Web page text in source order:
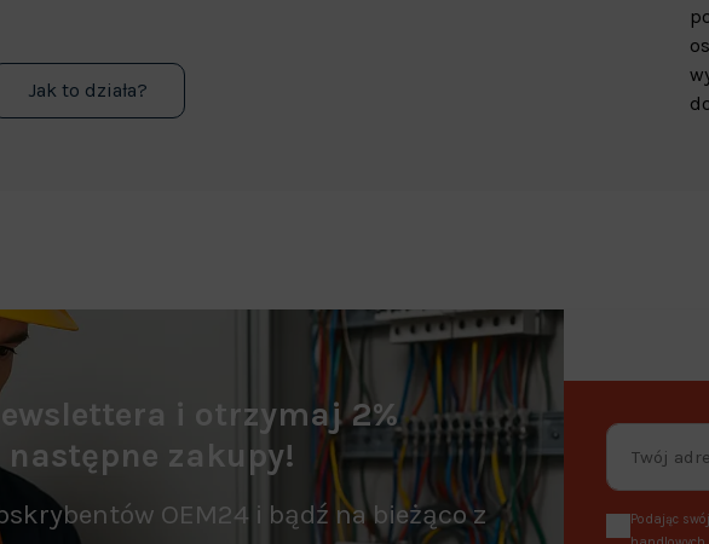
Jak to działa?
i otrzymaj 2%
zakupy!
OEM24 i bądź na bieżąco z
Podając